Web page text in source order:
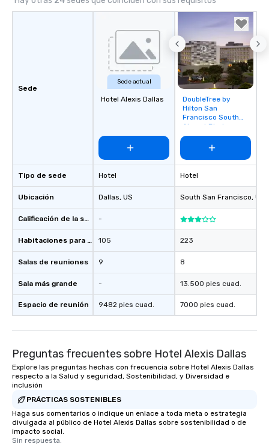
Sede
Tipo de sede
Ubicación
Calificación de la sede
Habitaciones para huéspedes
Salas de reuniones
Sala más grande
Espacio de reunión
Sede actual
Hotel Alexis Dallas
Hotel
Dallas, US
-
105
9
-
9482 pies cuad.
Removed from
favorites
DoubleTree by
Hilton San
Francisco South
Airport Blvd
Hotel
South San Francisco, US
223
8
13.500 pies cuad.
7000 pies cuad.
Preguntas frecuentes sobre Hotel Alexis Dallas
Explore las preguntas hechas con frecuencia sobre Hotel Alexis Dallas
respecto a la Salud y seguridad, Sostenibilidad, y Diversidad e
inclusión
PRÁCTICAS SOSTENIBLES
Haga sus comentarios o indique un enlace a toda meta o estrategia
divulgada al público de Hotel Alexis Dallas sobre sostenibilidad o de
impacto social.
Sin respuesta.